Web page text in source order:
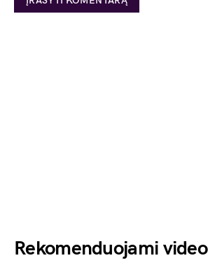
Rekomenduojami video